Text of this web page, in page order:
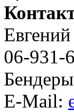
Евгений
06-931-
Бендеры
E-Mail: